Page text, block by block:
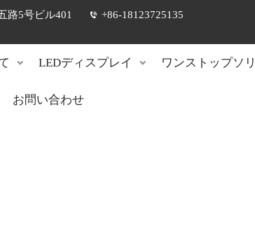
路5号ビル401
+86-18123725135
LEDディスプレイ ワンストップソ
お問い合わせ